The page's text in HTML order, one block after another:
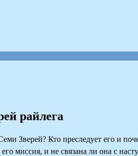
райлега
Зверей? Кто преследует его и
миссия, и не связана ли она с